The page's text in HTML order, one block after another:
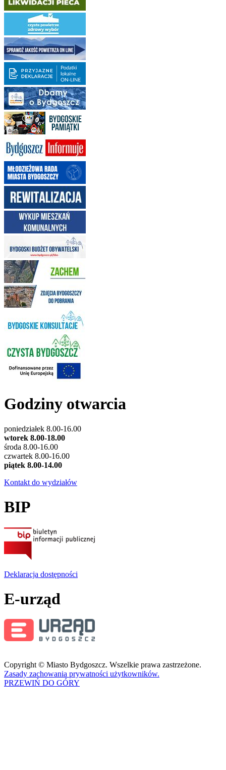
Godziny otwarcia
poniedziałek 8.00-16.00
wtorek 8.00-18.00
środa 8.00-16.00
czwartek 8.00-16.00
piątek 8.00-14.00
Kontakt do wydziałów
BIP
Deklaracja dostępności
E-urząd
Copyright © Miasto Bydgoszcz. Wszelkie prawa zastrzeżone.
Zasady zachowania prywatności użytkowników.
PRZEWIŃ DO GÓRY